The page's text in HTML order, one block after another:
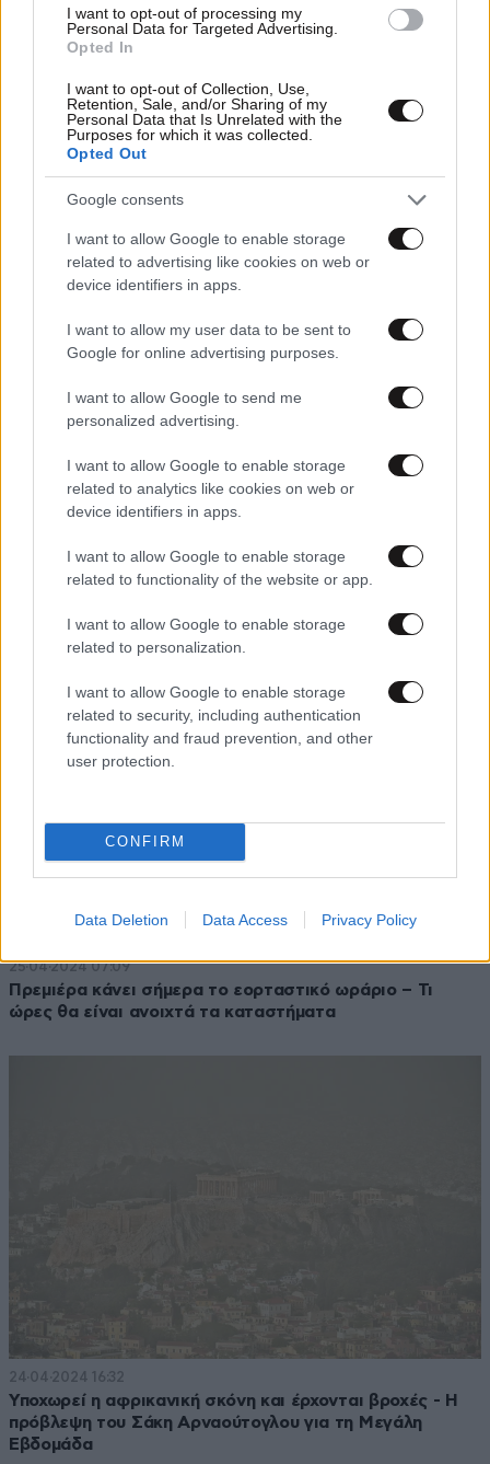
I want to opt-out of processing my
Personal Data for Targeted Advertising.
Opted In
I want to opt-out of Collection, Use,
Retention, Sale, and/or Sharing of my
Personal Data that Is Unrelated with the
Purposes for which it was collected.
Opted Out
Google consents
I want to allow Google to enable storage
related to advertising like cookies on web or
device identifiers in apps.
I want to allow my user data to be sent to
Google for online advertising purposes.
I want to allow Google to send me
personalized advertising.
I want to allow Google to enable storage
related to analytics like cookies on web or
device identifiers in apps.
I want to allow Google to enable storage
related to functionality of the website or app.
I want to allow Google to enable storage
related to personalization.
I want to allow Google to enable storage
related to security, including authentication
functionality and fraud prevention, and other
user protection.
CONFIRM
Data Deletion Data Access Privacy Policy
26·04·2024 12:35
O καιρός τις ημέρες του Πάσχα – «Ξεκινά με καλοκαιρία
και λίγη σκόνη και καταλήγει με ανοιξιάτικες
αστάθειες»
26·04·2024 07:36
Με τι καιρό ξεκινά η Μεγάλη Εβδομάδα – Οι εκτιμήσεις
25·04·2024 07:09
Πρεμιέρα κάνει σήμερα το εορταστικό ωράριο – Τι
ώρες θα είναι ανοιχτά τα καταστήματα
24·04·2024 16:32
Υποχωρεί η αφρικανική σκόνη και έρχονται βροχές - Η
πρόβλεψη του Σάκη Αρναούτογλου για τη Μεγάλη
Εβδομάδα